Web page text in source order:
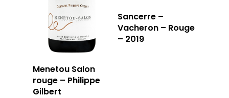
Menetou Salon
rouge – Philippe
Gilbert
Sancerre –
Vacheron – Rouge
– 2019